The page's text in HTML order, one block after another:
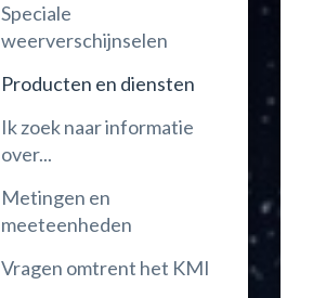
Speciale
weerverschijnselen
Producten en diensten
Ik zoek naar informatie
over...
Metingen en
meeteenheden
Vragen omtrent het KMI